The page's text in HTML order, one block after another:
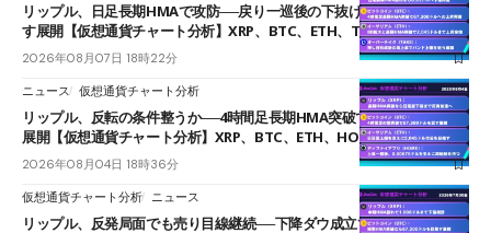
リップル、日足長期HMAで攻防──戻り一巡後の下抜けで0.95ドルを試
す展開【仮想通貨チャート分析】XRP、BTC、ETH、TAKE
2026年08月07日 18時22分
ニュース 仮想通貨チャート分析
リップル、反転の条件整うか──4時間足長期HMA突破で雲下端を目指す
展開【仮想通貨チャート分析】XRP、BTC、ETH、HOME
2026年08月04日 18時36分
仮想通貨チャート分析 ニュース
リップル、反発局面でも売り目線継続──下降ダウ成立で下値追う展開